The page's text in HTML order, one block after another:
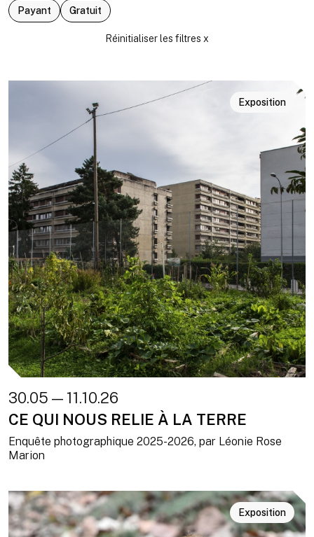
Payant Gratuit
Exposition
30.05 — 11.10.26
CE QUI NOUS RELIE À LA TERRE
Enquête photographique 2025-2026, par Léonie Rose
Marion
Exposition